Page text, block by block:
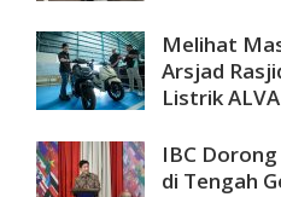
Melihat
Arsjad
Listrik ALVA
IBC
di Tengah